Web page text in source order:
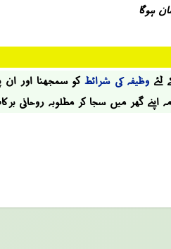
ہوگا
وظیفہ کی شرائط کو سمجھنا اور ان
اپنے گھر میں سجا کر مطلوبہ روحانی